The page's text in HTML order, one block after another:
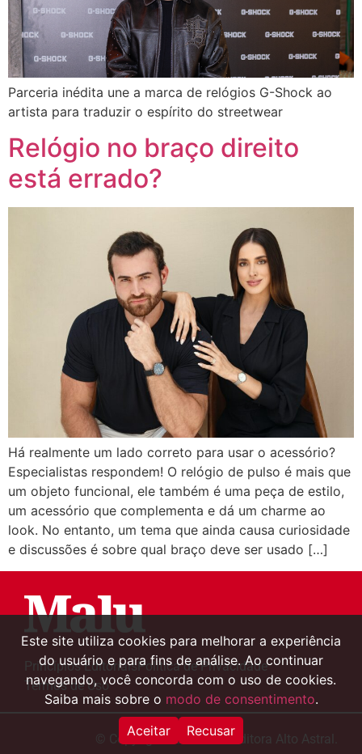
Parceria inédita une a marca de relógios G-Shock ao
artista para traduzir o espírito do streetwear
Relógio no braço direito
está errado?
Há realmente um lado correto para usar o acessório?
Especialistas respondem! O relógio de pulso é mais que
um objeto funcional, ele também é uma peça de estilo,
um acessório que complementa e dá um charme ao
look. No entanto, um tema que ainda causa curiosidade
e discussões é sobre qual braço deve ser usado […]
Princípios EditoriaisPolítica de Privacidade
Termos de Uso
© Copyright 2000-2024 Editora Alto Astral.
Este site utiliza cookies para melhorar a experiência
do usuário e para fins de análise. Ao continuar
navegando, você concorda com o uso de cookies.
Saiba mais sobre o modo de consentimento.
Aceitar
Recusar